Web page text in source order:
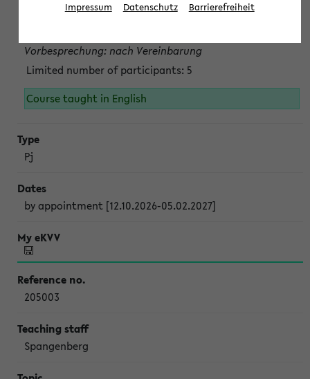
Persönliche Anmeldung beim Veranstalter ist unbedingt
Vorbesprechung: nach Vereinbarung
Limited number of participants: 5
Course taught in English
Pj
by appointment [12.10.2026-05.02.2027]
205003
Spangenberg
Impressum Datenschutz Barrierefreiheit